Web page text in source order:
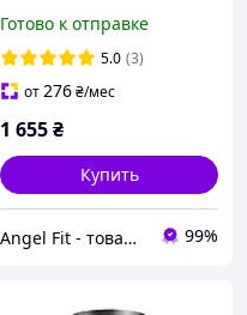
Готово к отправке
5.0 (3)
от276₴/мес
1 655₴
Купить
Angel Fit - товари для здоров'я, спорту та активного життя 99%